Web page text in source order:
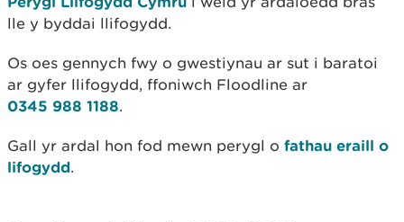
lle y byddai llifogydd.
Os oes gennych fwy o gwestiynau ar sut i baratoi
ar gyfer llifogydd, ffoniwch Floodline ar
0345 988 1188.
Gall yr ardal hon fod mewn perygl o fathau eraill o
lifogydd.